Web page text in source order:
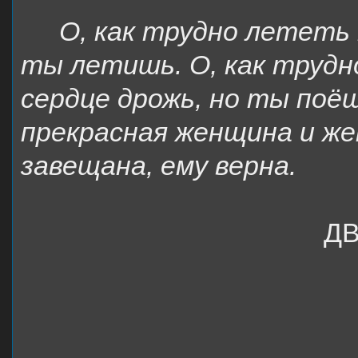
О, как трудно лететь
ты летишь. О, как
сердце дрожь, но ты
прекрасная женщина и
завещана, ему верна.